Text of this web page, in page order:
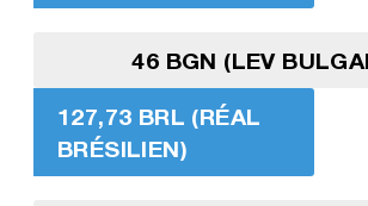
46 BGN (LEV
127,73 BRL (RÉAL
BRÉSILIEN)